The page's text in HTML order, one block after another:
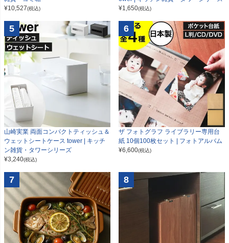
¥10,527(税込)
¥1,650(税込)
5
山崎実業 両面コンパクトティッシュ＆
ウェットシートケース tower | キッチ
ン雑貨・タワーシリーズ
¥3,240(税込)
6
ザ フォトグラフ ライブラリー専用台
紙 10個100枚セット | フォトアルバム
¥6,600(税込)
7 8